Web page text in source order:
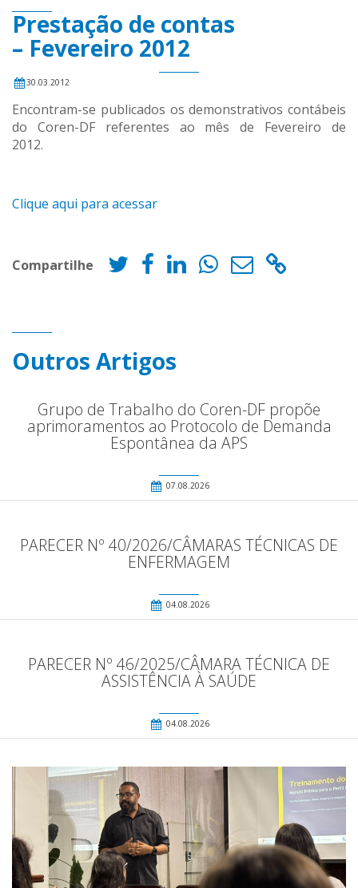
Prestação de contas
– Fevereiro 2012
30.03.2012
Encontram-se publicados os demonstrativos contábeis
do Coren-DF referentes ao mês de Fevereiro de
Clique aqui para acessar
Compartilhe
Outros Artigos
Grupo de Trabalho do Coren-DF propõe
aprimoramentos ao Protocolo de Demanda
Espontânea da APS
07.08.2026
PARECER Nº 40/2026/CÂMARAS TÉCNICAS DE
ENFERMAGEM
04.08.2026
PARECER Nº 46/2025/CÂMARA TÉCNICA DE
ASSISTÊNCIA À SAÚDE
04.08.2026